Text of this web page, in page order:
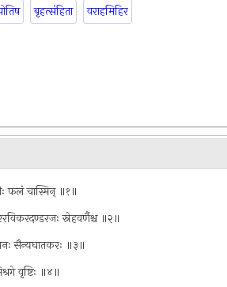
बृहत्संहिता वराहमिहिर
फलं चास्मिन् ॥१॥
स्नेहवर्णैश्च ॥२॥
सैन्यघातकरः ॥३॥
वृष्टिः ॥४॥